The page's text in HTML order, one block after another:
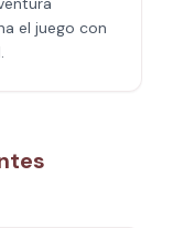
el juego con